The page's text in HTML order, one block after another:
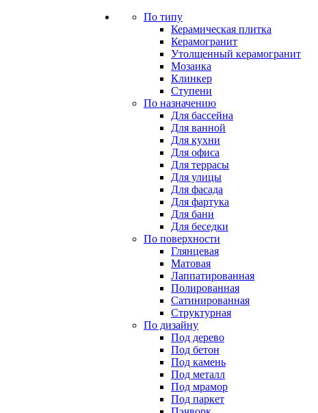
По типу
Керамическая плитка
Керамогранит
Утолщенный керамогранит
Мозаика
Клинкер
Ступени
По назначению
Для бассейна
Для ванной
Для кухни
Для офиса
Для террасы
Для улицы
Для фасада
Для фартука
Для бани
Для беседки
По поверхности
Глянцевая
Матовая
Лаппатированная
Полированная
Сатинированная
Структурная
По дизайну
Под дерево
Под бетон
Под камень
Под металл
Под мрамор
Под паркет